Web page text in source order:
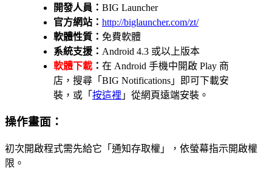
開發人員： BIG Launcher
官方網站： http://biglauncher.com/zt/
軟體性質： 免費軟體
系統支援： Android 4.3 或以上版本
軟體下載 ： 在 Android 手機中開啟 Play 商
店，搜尋「BIG Notifications」即可下載安
裝，或「 按這裡 」從網頁遠端安裝。
操作畫面：
初次開啟程式需先給它「通知存取權」，依螢幕指示開啟權
限。